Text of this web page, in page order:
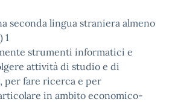
seconda lingua straniera almeno
1
strumenti informatici e
attività di studio e di
per fare ricerca e per
in ambito economico-